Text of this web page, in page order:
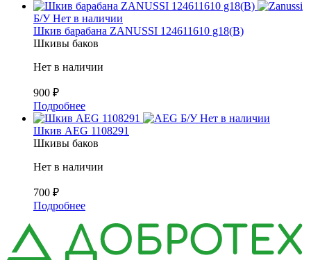
Б/У Нет в наличии
Шкив барабана ZANUSSI 124611610 g18(B)
Шкивы баков
Нет в наличии
900 ₽
Подробнее
Б/У Нет в наличии
Шкив AEG 1108291
Шкивы баков
Нет в наличии
700 ₽
Подробнее